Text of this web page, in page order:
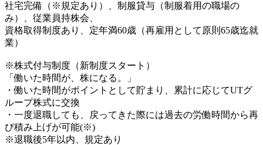
社宅完備（※規定あり）、制服貸与（制服着用の職場の
み）、従業員持株会、
資格取得制度あり、定年満60歳（再雇用として原則65歳迄就
業）
※株式付与制度（新制度スタート）
「働いた時間が、株になる。」
・働いた時間がポイントとして貯まり、累計に応じてUTグ
ループ株式に交換
・一度退職しても、戻ってきた際には過去の労働時間から再
び積み上げが可能(※)
※退職後5年以内、規定あり